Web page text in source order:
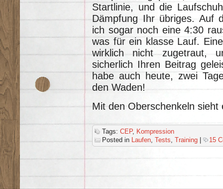
Startlinie, und die
Dämpfung Ihr übriges. Auf
ich sogar noch eine 4:30
was für ein klasse Lauf.
wirklich nicht zugetraut,
sicherlich Ihren Beitrag
habe auch heute, zwei
den Waden!
Mit den Oberschenkeln
Tags: CEP, Kompression
Posted in Laufen, Tests, Training 15